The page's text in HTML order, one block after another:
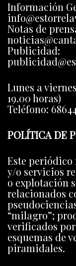
Información
Notas de
Publicidad:
Lunes a
19.00 horas)
Teléfono:
POLÍTICA DE
Este periódico
y/o servicios
o explotación
relacionados
“milagro”;
verificados
esquemas de
piramidales.